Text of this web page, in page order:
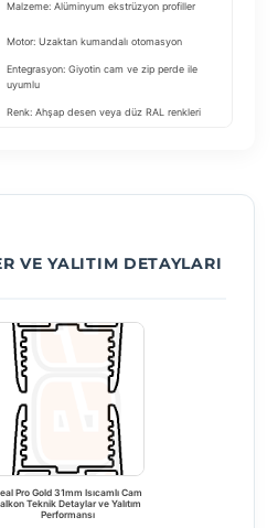
Malzeme: Alüminyum ekstrüzyon profiller
Motor: Uzaktan kumandalı otomasyon
Entegrasyon: Giyotin cam ve zip perde ile
uyumlu
Renk: Ahşap desen veya düz RAL renkleri
VE YALITIM DETAYLARI
Pro Gold 31mm Isıcamlı Cam
Teknik Detaylar ve Yalıtım
Performansı